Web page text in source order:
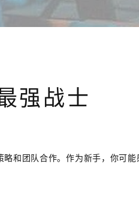
强战士
和团队合作。作为新手，你可能